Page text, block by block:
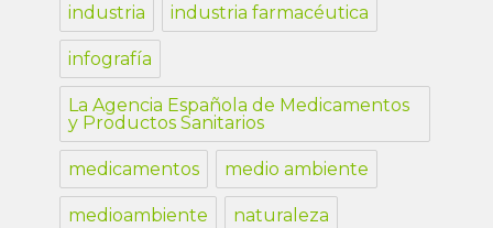
industria industria farmacéutica
infografía
La Agencia Española de Medicamentos
y Productos Sanitarios
medicamentos medio ambiente
medioambiente naturaleza